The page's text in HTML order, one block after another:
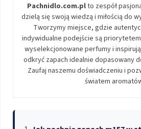
Pachnidlo.com.plto zespół
dzielą się swoją wiedzą i miłością do
Tworzymy miejsce, gdzie
indywidualne podejście są
wyselekcjonowane perfumy i
odkryć zapach idealnie dopasowany
Zaufaj naszemu doświadczeniu i
światem